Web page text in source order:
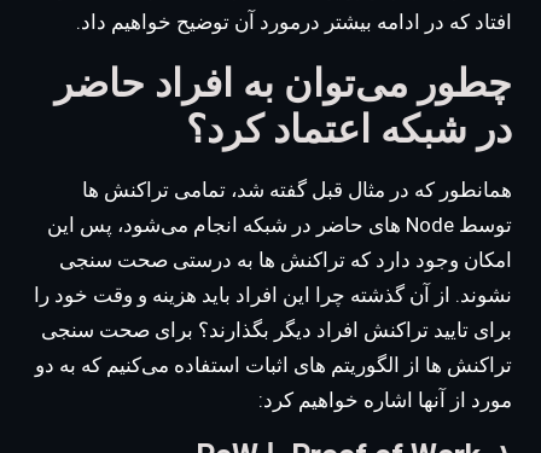
افتاد که در ادامه بیشتر درمورد آن توضیح خواهیم داد.
چطور می‌توان به افراد حاضر
در شبکه اعتماد کرد؟
همانطور که در مثال قبل گفته شد، تمامی تراکنش ها
توسط Node های حاضر در شبکه انجام می‌شود، پس این
امکان وجود دارد که تراکنش ها به درستی صحت سنجی
نشوند. از آن گذشته چرا این افراد باید هزینه و وقت خود را
برای تایید تراکنش افراد دیگر بگذارند؟ برای صحت سنجی
تراکنش ها از الگوریتم های اثبات استفاده می‌کنیم که به دو
مورد از آنها اشاره خواهیم کرد: